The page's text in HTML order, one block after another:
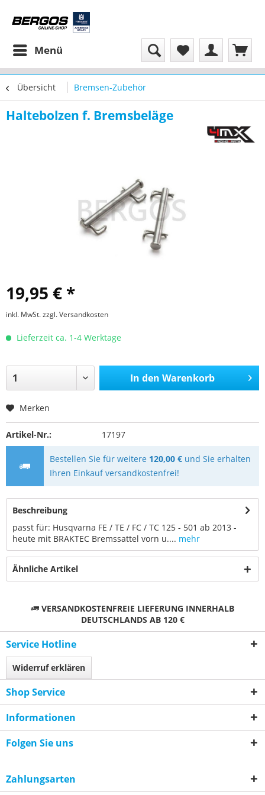
Menü
Übersicht Bremsen-Zubehör
Haltebolzen f. Bremsbeläge
19,95 € *
inkl. MwSt.zzgl. Versandkosten
Lieferzeit ca. 1-4 Werktage
In den Warenkorb
Merken
Artikel-Nr.: 17197
Bestellen Sie für weitere 120,00 € und Sie erhalten
Ihren Einkauf versandkostenfrei!
Beschreibung
passt für: Husqvarna FE / TE / FC / TC 125 - 501 ab 2013 -
heute mit BRAKTEC Bremssattel vorn u.... mehr
Ähnliche Artikel
VERSANDKOSTENFREIE LIEFERUNG INNERHALB
DEUTSCHLANDS AB 120 €
Service Hotline
Widerruf erklären
Shop Service
Informationen
Folgen Sie uns
Zahlungsarten